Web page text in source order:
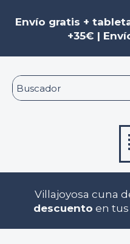
Envío gratis +
+35€ |
Villajoyosa cuna
descuento en